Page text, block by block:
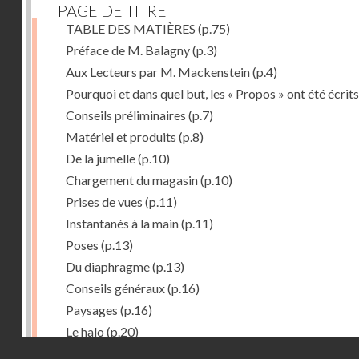
PAGE DE TITRE
TABLE DES MATIÈRES (p.75)
Préface de M. Balagny(p.3)
Aux Lecteurs par M. Mackenstein(p.4)
Pourquoi et dans quel but, les « Propos » ont été écrits
Conseils préliminaires (p.7)
Matériel et produits (p.8)
De la jumelle(p.10)
Chargement du magasin(p.10)
Prises de vues (p.11)
Instantanés à la main(p.11)
Poses (p.13)
Du diaphragme(p.13)
Conseils généraux(p.16)
Paysages (p.16)
Le halo (p.20)